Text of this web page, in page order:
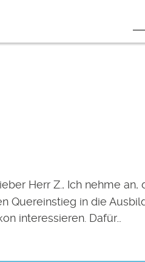
Herr Z., Ich nehme an,
Quereinstieg in die
interessieren. Dafür…